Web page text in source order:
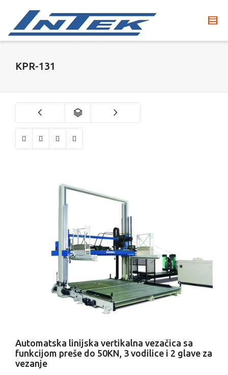
KPR-131
Automatska linijska vertikalna vezačica sa
funkcijom preše do 50KN, 3 vodilice i 2 glave za
vezanje